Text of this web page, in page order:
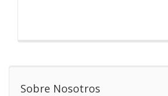
Sobre Nosotros